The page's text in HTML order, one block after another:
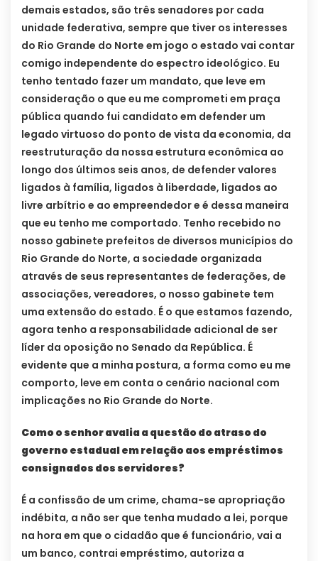
demais estados, são três senadores por cada
unidade federativa, sempre que tiver os interesses
do Rio Grande do Norte em jogo o estado vai contar
comigo independente do espectro ideológico. Eu
tenho tentado fazer um mandato, que leve em
consideração o que eu me comprometi em praça
pública quando fui candidato em defender um
legado virtuoso do ponto de vista da economia, da
reestruturação da nossa estrutura econômica ao
longo dos últimos seis anos, de defender valores
ligados à família, ligados à liberdade, ligados ao
livre arbítrio e ao empreendedor e é dessa maneira
que eu tenho me comportado. Tenho recebido no
nosso gabinete prefeitos de diversos municípios do
Rio Grande do Norte, a sociedade organizada
através de seus representantes de federações, de
associações, vereadores, o nosso gabinete tem
uma extensão do estado. É o que estamos fazendo,
agora tenho a responsabilidade adicional de ser
líder da oposição no Senado da República. É
evidente que a minha postura, a forma como eu me
comporto, leve em conta o cenário nacional com
implicações no Rio Grande do Norte.
Como o senhor avalia a questão do atraso do
governo estadual em relação aos empréstimos
consignados dos servidores?
É a confissão de um crime, chama-se apropriação
indébita, a não ser que tenha mudado a lei, porque
na hora em que o cidadão que é funcionário, vai a
um banco, contrai empréstimo, autoriza a